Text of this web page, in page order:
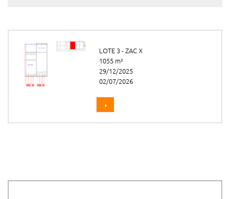
LOTE 3 - ZAC X
1055 m²
29/12/2025
02/07/2026